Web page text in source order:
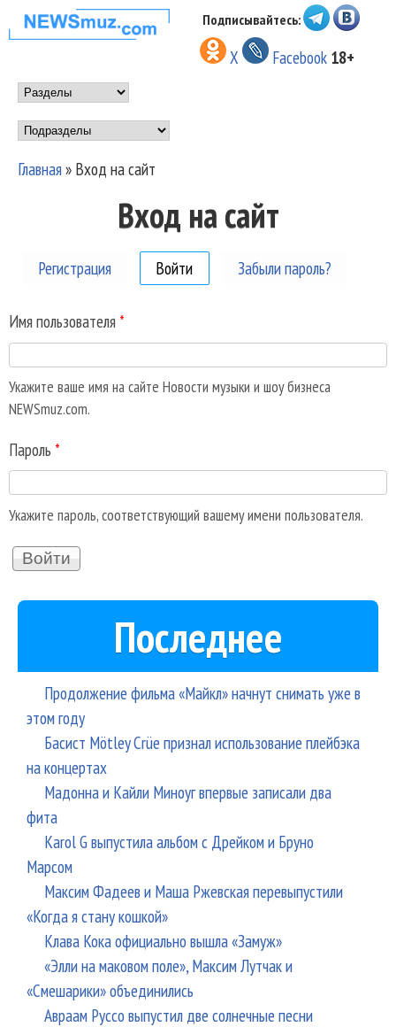
Перейти к основному
содержанию
НОВОСТИ
МУЗЫКИ И
ШОУ БИЗНЕСА
NEWSMUZ.COM
Подписывайтесь:
X Facebook 18+
Main menu
Подразделы
Вы здесь
Главная» Вход на сайт
Вход на сайт
Регистрация Войти (активная вкладка)
Забыли пароль?
Имя пользователя *
Укажите ваше имя на сайте Новости музыки и шоу бизнеса
NEWSmuz.com.
Пароль *
Укажите пароль, соответствующий вашему имени пользователя.
Последнее
Продолжение фильма «Майкл» начнут снимать уже в
этом году
Басист Mötley Crüe признал использование плейбэка
на концертах
Мадонна и Кайли Миноуг впервые записали два
фита
Karol G выпустила альбом с Дрейком и Бруно
Марсом
Максим Фадеев и Маша Ржевская перевыпустили
«Когда я стану кошкой»
Клава Кока официально вышла «Замуж»
«Элли на маковом поле», Максим Лутчак и
«Смешарики» объединились
Авраам Руссо выпустил две солнечные песни